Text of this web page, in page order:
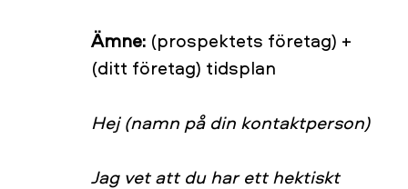
Ämne: (prospektets företag) +
(ditt företag) tidsplan
Hej (namn på din kontaktperson)
Jag vet att du har ett hektiskt